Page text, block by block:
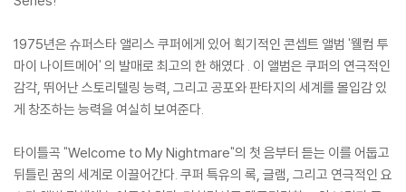
1975년은 슈퍼스타 앨리스 쿠퍼에게 있어 획기적인 콘셉트 앨범 '웰컴 투
마이 나이트메어' 의 발매로 최고의 한 해였다 . 이 앨범은 쿠퍼의 연극적인
감각, 뛰어난 스토리텔링 능력, 그리고 공포와 판타지의 세계를 몰입감 있
게 창조하는 능력을 여실히 보여준다.
타이틀곡 "Welcome to My Nightmare"의 첫 음부터 듣는 이를 어둡고
뒤틀린 꿈의 세계로 이끌어간다. 쿠퍼 특유의 록, 글램, 그리고 연극적인 요